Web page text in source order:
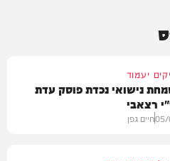
יעמוד
נישואי נכדת פוסק עדת
רצאבי
חיים גפן